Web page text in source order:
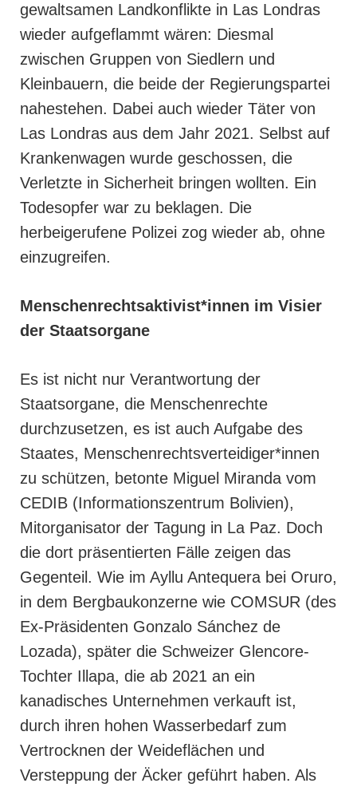
gewaltsamen Landkonflikte in Las Londras
wieder aufgeflammt wären: Diesmal
zwischen Gruppen von Siedlern und
Kleinbauern, die beide der Regierungspartei
nahestehen. Dabei auch wieder Täter von
Las Londras aus dem Jahr 2021. Selbst auf
Krankenwagen wurde geschossen, die
Verletzte in Sicherheit bringen wollten. Ein
Todesopfer war zu beklagen. Die
herbeigerufene Polizei zog wieder ab, ohne
einzugreifen.
Menschenrechtsaktivist*innen im Visier
der Staatsorgane
Es ist nicht nur Verantwortung der
Staatsorgane, die Menschenrechte
durchzusetzen, es ist auch Aufgabe des
Staates, Menschenrechtsverteidiger*innen
zu schützen, betonte Miguel Miranda vom
CEDIB (Informationszentrum Bolivien),
Mitorganisator der Tagung in La Paz. Doch
die dort präsentierten Fälle zeigen das
Gegenteil. Wie im Ayllu Antequera bei Oruro,
in dem Bergbaukonzerne wie COMSUR (des
Ex-Präsidenten Gonzalo Sánchez de
Lozada), später die Schweizer Glencore-
Tochter Illapa, die ab 2021 an ein
kanadisches Unternehmen verkauft ist,
durch ihren hohen Wasserbedarf zum
Vertrocknen der Weideflächen und
Versteppung der Äcker geführt haben. Als